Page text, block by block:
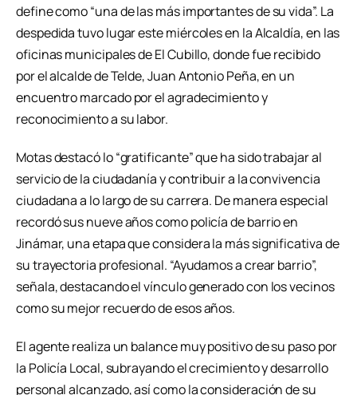
define como “una de las más importantes de su vida”. La
despedida tuvo lugar este miércoles en la Alcaldía, en las
oficinas municipales de El Cubillo, donde fue recibido
por el alcalde de Telde, Juan Antonio Peña, en un
encuentro marcado por el agradecimiento y
reconocimiento a su labor.
Motas destacó lo “gratificante” que ha sido trabajar al
servicio de la ciudadanía y contribuir a la convivencia
ciudadana a lo largo de su carrera. De manera especial
recordó sus nueve años como policía de barrio en
Jinámar, una etapa que considera la más significativa de
su trayectoria profesional. “Ayudamos a crear barrio”,
señala, destacando el vínculo generado con los vecinos
como su mejor recuerdo de esos años.
El agente realiza un balance muy positivo de su paso por
la Policía Local, subrayando el crecimiento y desarrollo
personal alcanzado, así como la consideración de su